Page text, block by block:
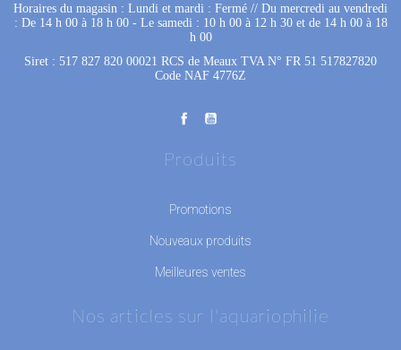
Horaires du magasin : Lundi et mardi : Fermé // Du mercredi au vendredi
: De 14 h 00 à 18 h 00 - Le samedi : 10 h 00 à 12 h 30 et de 14 h 00 à 18
h 00
Siret : 517 827 820 00021 RCS de Meaux TVA N° FR 51 517827820
Code NAF 4776Z
Produits
Promotions
Nouveaux produits
Meilleures ventes
Nos articles sur l'aquariophilie